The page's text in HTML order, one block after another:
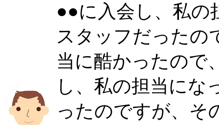
●●に入会し、私の
スタッフだったの
当に酷かったので
し、私の担当にな
ったのですが、そ